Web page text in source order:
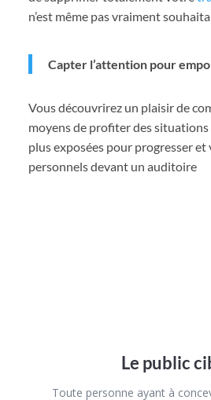
n’est même pas vraiment
Capter l’attention pour
Vous découvrirez un plaisir de
moyens de profiter des
plus exposées pour progresser
personnels devant un auditoire
Le public
Toute personne ayant à